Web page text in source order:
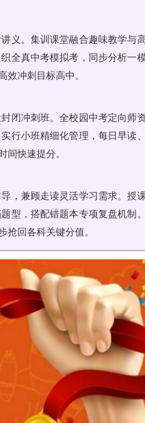
义。集训课堂融合趣味教学与
全真中考模拟考，同步分析一
效冲刺目标高中。
闭冲刺班。全校园中考定向师
行小班精细化管理，每日早读
间快速提分。
，兼顾走读灵活学习需求。授
型，搭配错题本专项复盘机制
抢回各科关键分值。